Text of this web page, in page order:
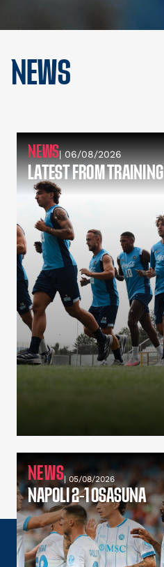
NEWS
NEWS| 06/08/2026
LATEST FROM TRAINING
NEWS| 05/08/2026
NAPOLI 2-1 OSASUNA